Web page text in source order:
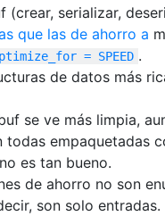
(crear, serializar,
que las de ahorro a
= SPEED .
de datos más
se ve más limpia,
todas empaquetadas
es tan bueno.
de ahorro no son
son solo